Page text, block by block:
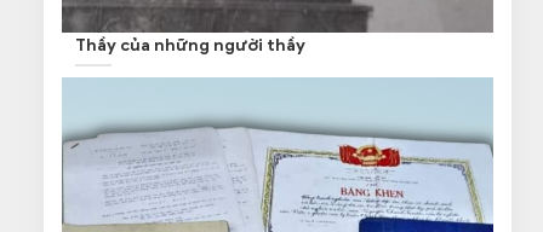
Thầy của những người thầy